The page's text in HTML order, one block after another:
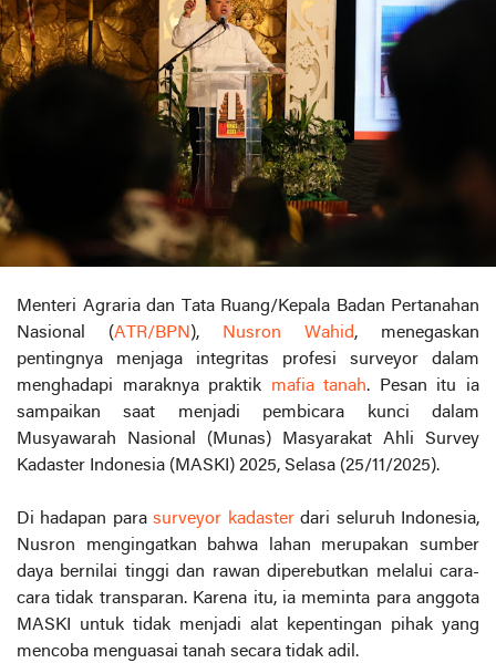
Menteri Agraria dan Tata Ruang/Kepala Badan Pertanahan
Nasional (ATR/BPN ), Nusron Wahid, menegaskan
pentingnya menjaga integritas profesi surveyor dalam
menghadapi maraknya praktik mafia tanah. Pesan itu ia
sampaikan saat menjadi pembicara kunci dalam
Musyawarah Nasional (Munas) Masyarakat Ahli Survey
Kadaster Indonesia (MASKI) 2025, Selasa (25/11/2025).
Di hadapan parasurveyor kadasterdari seluruh Indonesia,
Nusron mengingatkan bahwa lahan merupakan sumber
daya bernilai tinggi dan rawan diperebutkan melalui cara-
cara tidak transparan. Karena itu, ia meminta para anggota
MASKI untuk tidak menjadi alat kepentingan pihak yang
mencoba menguasai tanah secara tidak adil.